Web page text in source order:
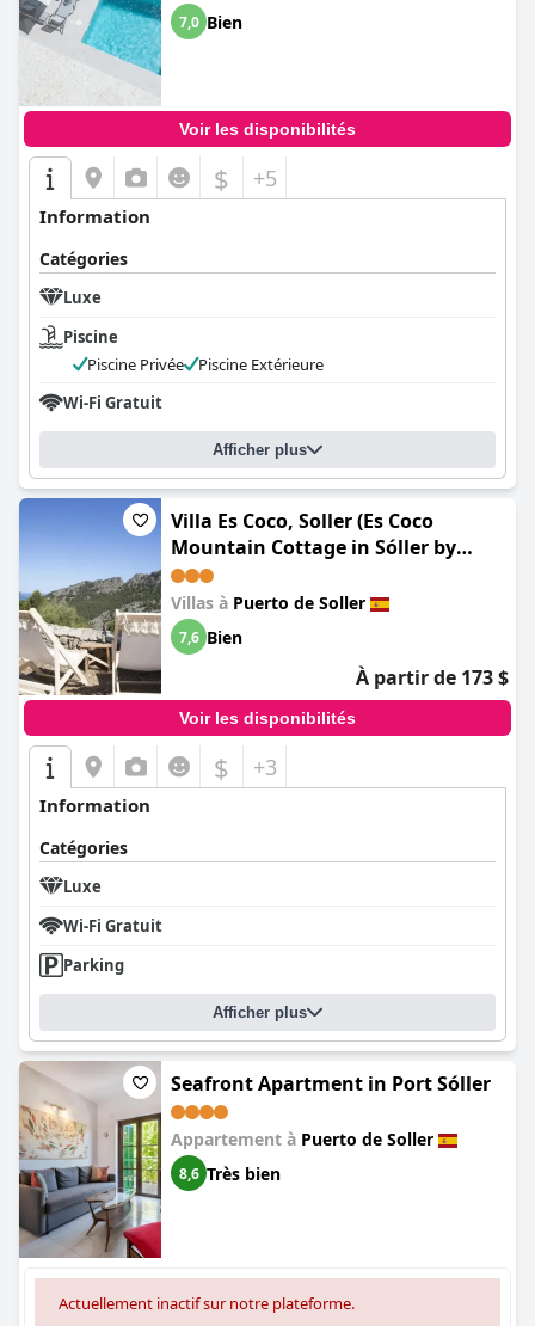
7,0 Bien
Voir les disponibilités
$ +5
Information
Catégories
Luxe
Piscine
Piscine Privée
Piscine Extérieure
Wi-Fi Gratuit
Afficher plus
Villa Es Coco, Soller (Es Coco
Mountain Cottage in Sóller by
PriorityVillas)
Villas à Puerto de Soller
7,6 Bien
À partir de 173 $
Voir les disponibilités
$ +3
Information
Catégories
Luxe
Wi-Fi Gratuit
Parking
Afficher plus
Seafront Apartment in Port Sóller
Appartement à Puerto de Soller
8,6 Très bien
Actuellement inactif sur notre plateforme.